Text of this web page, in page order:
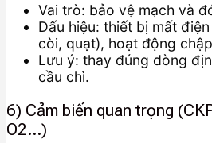
Vai trò: bảo vệ mạch và
Dấu hiệu: thiết bị mất
còi, quạt), hoạt động
Lưu ý: thay đúng dòng
cầu chì.
6) Cảm biến quan trọng
O2…)